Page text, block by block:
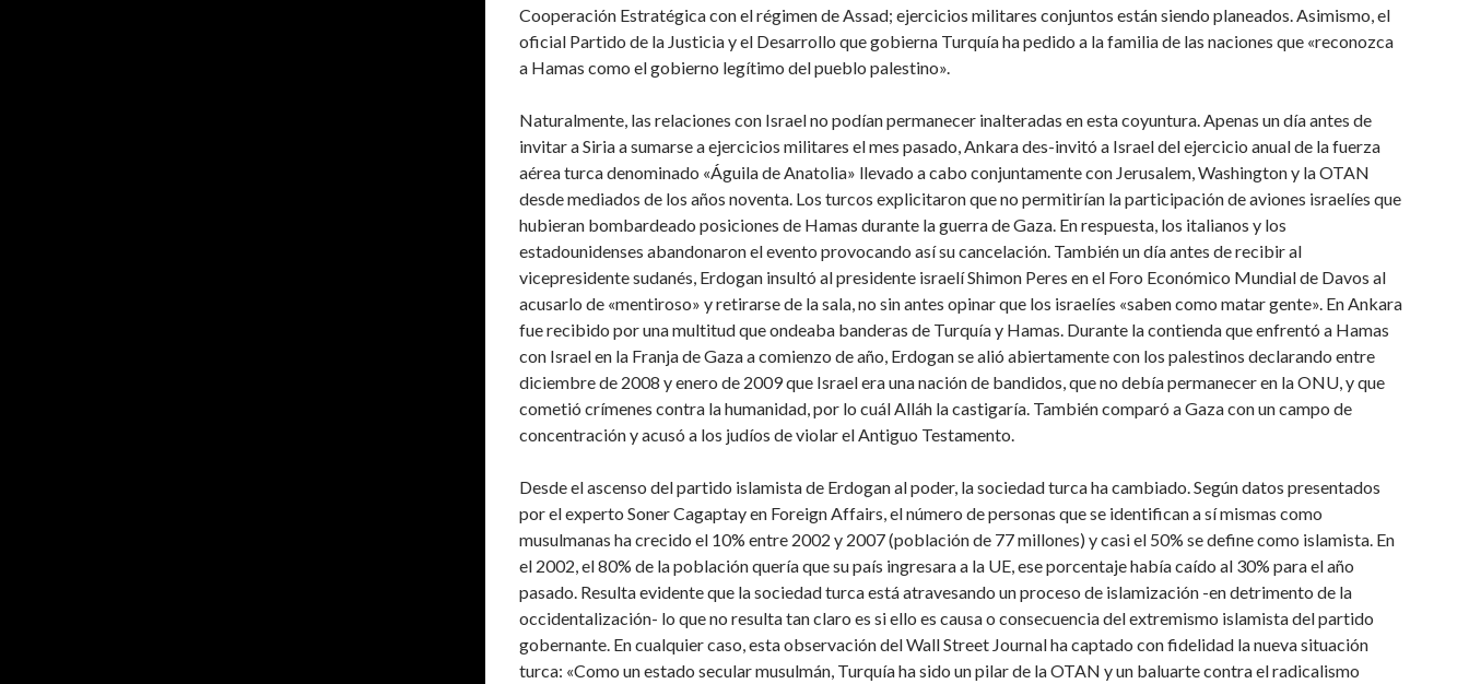
Cooperación Estratégica con el régimen de Assad; ejercicios militares conjuntos están siendo planeados. Asimismo, el
oficial Partido de la Justicia y el Desarrollo que gobierna Turquía ha pedido a la familia de las naciones que «reconozca
a Hamas como el gobierno legítimo del pueblo palestino».
Naturalmente, las relaciones con Israel no podían permanecer inalteradas en esta coyuntura. Apenas un día antes de
invitar a Siria a sumarse a ejercicios militares el mes pasado, Ankara des-invitó a Israel del ejercicio anual de la fuerza
aérea turca denominado «Águila de Anatolia» llevado a cabo conjuntamente con Jerusalem, Washington y la OTAN
desde mediados de los años noventa. Los turcos explicitaron que no permitirían la participación de aviones israelíes que
hubieran bombardeado posiciones de Hamas durante la guerra de Gaza. En respuesta, los italianos y los
estadounidenses abandonaron el evento provocando así su cancelación. También un día antes de recibir al
vicepresidente sudanés, Erdogan insultó al presidente israelí Shimon Peres en el Foro Económico Mundial de Davos al
acusarlo de «mentiroso» y retirarse de la sala, no sin antes opinar que los israelíes «saben como matar gente». En Ankara
fue recibido por una multitud que ondeaba banderas de Turquía y Hamas. Durante la contienda que enfrentó a Hamas
con Israel en la Franja de Gaza a comienzo de año, Erdogan se alió abiertamente con los palestinos declarando entre
diciembre de 2008 y enero de 2009 que Israel era una nación de bandidos, que no debía permanecer en la ONU, y que
cometió crímenes contra la humanidad, por lo cuál Alláh la castigaría. También comparó a Gaza con un campo de
concentración y acusó a los judíos de violar el Antiguo Testamento.
Desde el ascenso del partido islamista de Erdogan al poder, la sociedad turca ha cambiado. Según datos presentados
por el experto Soner Cagaptay en Foreign Affairs, el número de personas que se identifican a sí mismas como
musulmanas ha crecido el 10% entre 2002 y 2007 (población de 77 millones) y casi el 50% se define como islamista. En
el 2002, el 80% de la población quería que su país ingresara a la UE, ese porcentaje había caído al 30% para el año
pasado. Resulta evidente que la sociedad turca está atravesando un proceso de islamización -en detrimento de la
occidentalización- lo que no resulta tan claro es si ello es causa o consecuencia del extremismo islamista del partido
gobernante. En cualquier caso, esta observación del Wall Street Journal ha captado con fidelidad la nueva situación
turca: «Como un estado secular musulmán, Turquía ha sido un pilar de la OTAN y un baluarte contra el radicalismo